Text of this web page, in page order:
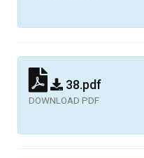
38.pdf
DOWNLOAD PDF